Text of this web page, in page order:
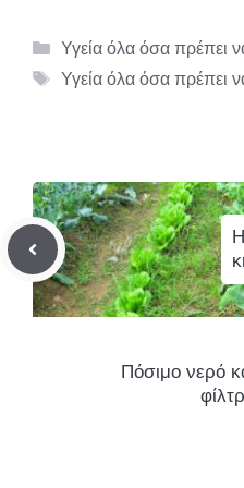
Κατηγορίες
Υγεία όλα όσα πρέπει
Ετικέτες
Υγεία όλα όσα πρέπει
Πόσιμο νερό